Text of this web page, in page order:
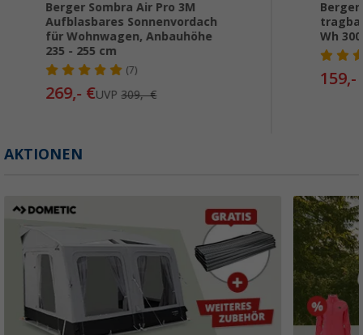
Berger Sombra Air Pro 3M
Aufblasbares Sonnenvordach
für Wohnwagen, Anbauhöhe
235 - 255 cm
(7)
269,- €UVP309,- €
Berger
Wh
159,-
AKTIONEN